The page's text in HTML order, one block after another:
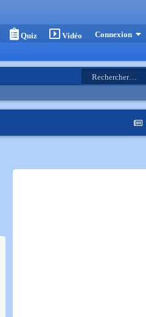
Quiz Vidéo Connexion